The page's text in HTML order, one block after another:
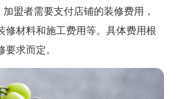
者需要支付店铺的装修费用，
修材料和施工费用等。具体费用根
求而定。